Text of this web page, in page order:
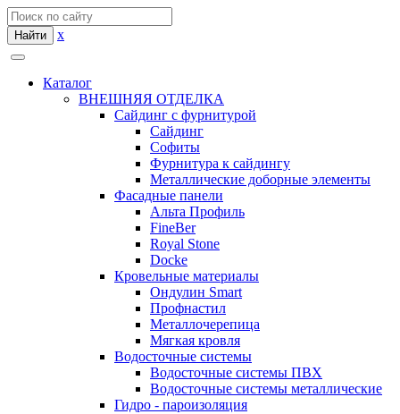
Найти x
Каталог
ВНЕШНЯЯ ОТДЕЛКА
Сайдинг с фурнитурой
Сайдинг
Софиты
Фурнитура к сайдингу
Металлические доборные элементы
Фасадные панели
Альта Профиль
FineBer
Royal Stone
Docke
Кровельные материалы
Ондулин Smart
Профнастил
Металлочерепица
Мягкая кровля
Водосточные системы
Водосточные системы ПВХ
Водосточные системы металлические
Гидро - пароизоляция